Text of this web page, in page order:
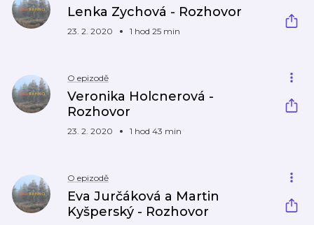
Lenka Zychová - Rozhovor
23. 2. 2020 1 hod 25 min
O epizodě
Veronika Holcnerová -
Rozhovor
23. 2. 2020 1 hod 43 min
O epizodě
Eva Jurčáková a Martin
Kyšperský - Rozhovor